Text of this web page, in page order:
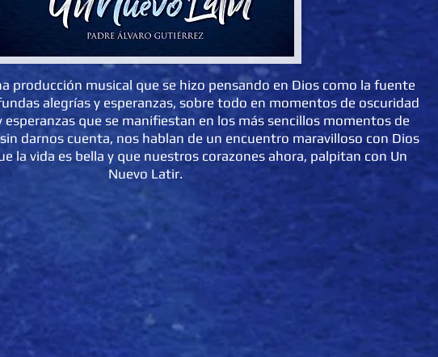
producción musical que se hizo pensando en Dios como la fuente
alegrías y esperanzas, sobre todo en momentos de oscuridad
esperanzas que se manifiestan en los más sencillos momentos de
darnos cuenta, nos hablan de un encuentro maravilloso con Dios
la vida es bella y que nuestros corazones ahora, palpitan con Un
Nuevo Latir.